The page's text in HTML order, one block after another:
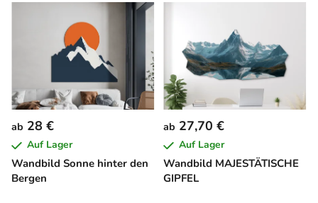
Wandbild Sonne hinter den
Bergen
ab 28 €
Auf Lager
Wandbild MAJESTÄTISCHE
GIPFEL
ab 27,70 €
Auf Lager